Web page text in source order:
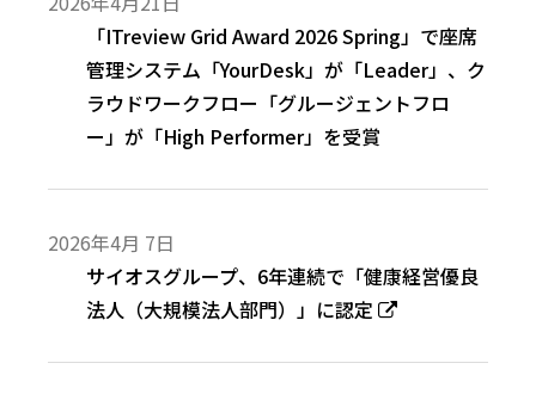
「ITreview Grid Award 2026 Spring」で座席
管理システム「YourDesk」が「Leader」、ク
ラウドワークフロー「グルージェントフロ
ー」が「High Performer」を受賞
2026年4月 7日
サイオスグループ、6年連続で「健康経営優良
法人（大規模法人部門）」に認定